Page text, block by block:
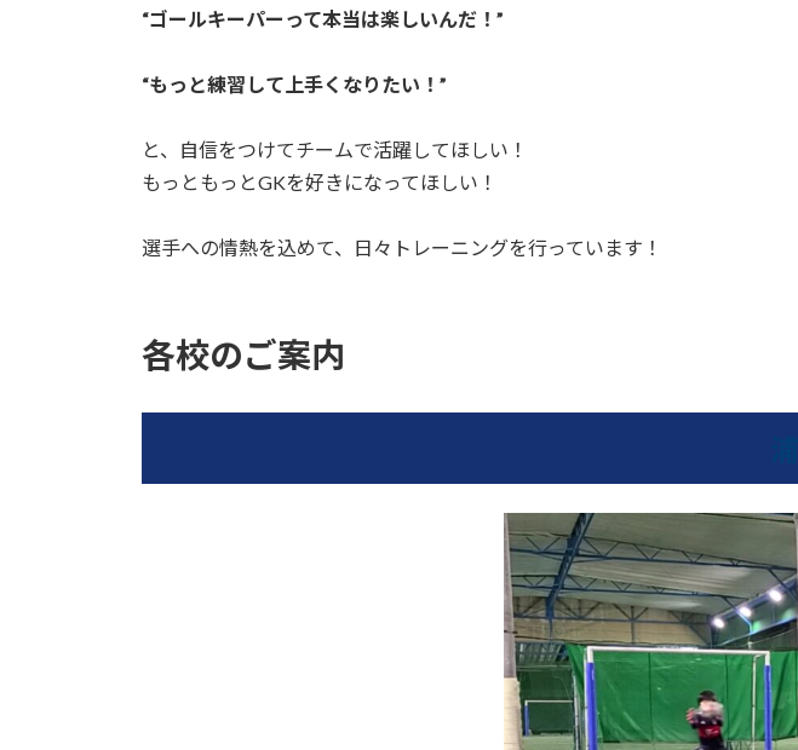
“ゴールキーパーって本当は楽しいんだ！”
“もっと練習して上手くなりたい！”
と、自信をつけてチームで活躍してほしい！
もっともっとGKを好きになってほしい！
選手への情熱を込めて、日々トレーニングを行っています！
各校のご案内